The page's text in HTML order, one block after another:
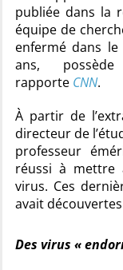
publiée dans la
équipe de
enfermé dans le
ans,
rapporte CNN.
À partir de
directeur de
professeur
réussi à mettre
virus. Ces
avait
Des virus «